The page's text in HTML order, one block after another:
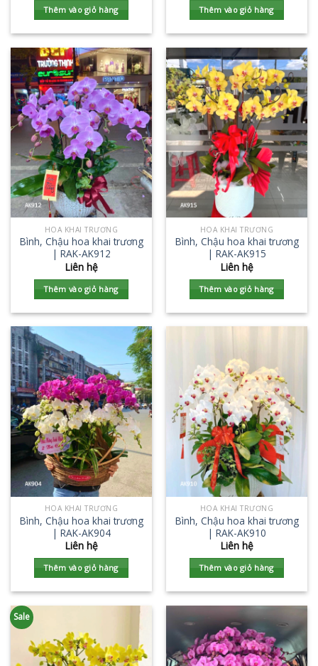
Thêm vào giỏ hàng Thêm vào giỏ hàng
HOA KHAI TRƯƠNG
Bình, Chậu hoa khai trương
| RAK-AK912
Liên hệ
Thêm vào giỏ hàng
HOA KHAI TRƯƠNG
Bình, Chậu hoa khai trương
| RAK-AK915
Liên hệ
Thêm vào giỏ hàng
HOA KHAI TRƯƠNG
Bình, Chậu hoa khai trương
| RAK-AK904
Liên hệ
Thêm vào giỏ hàng
HOA KHAI TRƯƠNG
Bình, Chậu hoa khai trương
| RAK-AK910
Liên hệ
Thêm vào giỏ hàng
Sale